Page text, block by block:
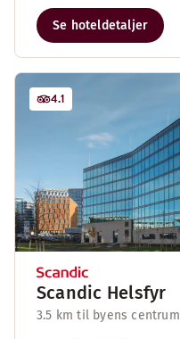
Se hoteldetaljer
4.1
Scandic Helsfyr
3.5 km til byens centrum